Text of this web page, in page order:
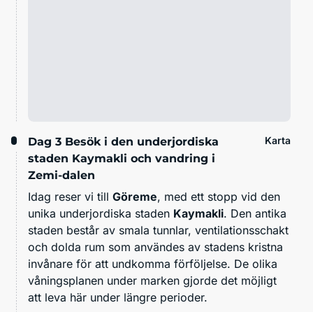
Dag 3 Besök i den underjordiska
staden Kaymakli och vandring i
Zemi-dalen
Karta
Idag reser vi till Göreme, med ett stopp vid den
unika underjordiska staden Kaymakli. Den antika
staden består av smala tunnlar, ventilationsschakt
och dolda rum som användes av stadens kristna
invånare för att undkomma förföljelse. De olika
våningsplanen under marken gjorde det möjligt
att leva här under längre perioder.